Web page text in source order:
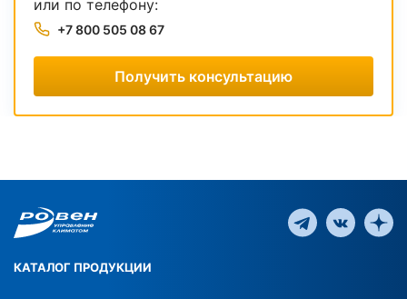
или по телефону:
+7 800 505 08 67
Получить консультацию
КАТАЛОГ ПРОДУКЦИИ